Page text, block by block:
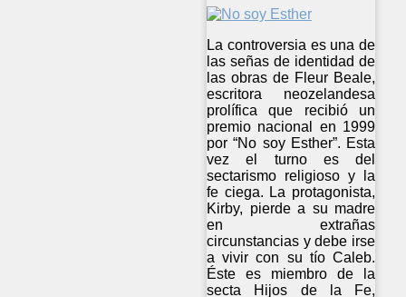
La controversia es una de
las señas de identidad de
las obras de Fleur Beale,
escritora neozelandesa
prolífica que recibió un
premio nacional en 1999
por “No soy Esther”. Esta
vez el turno es del
sectarismo religioso y la
fe ciega. La protagonista,
Kirby, pierde a su madre
en extrañas
circunstancias y debe irse
a vivir con su tío Caleb.
Éste es miembro de la
secta Hijos de la Fe,